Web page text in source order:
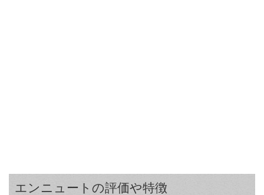
エンニュートの評価や特徴